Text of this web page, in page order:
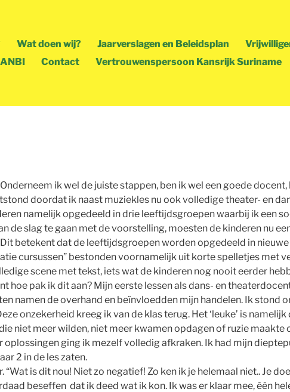
Wat doen wij? Jaarverslagen en Beleidsplan
ANBI Contact Vertrouwenspersoon Kansrijk Suriname
ik wel de juiste stappen, ben ik wel een goede
doordat ik naast muziekles nu ook volledige theater- en
namelijk opgedeeld in drie leeftijdsgroepen waarbij ik een
de slag te gaan met de voorstelling, moesten de kinderen nu
betekent dat de leeftijdsgroepen worden opgedeeld in
cursussen” bestonden voornamelijk uit korte spelletjes met
scene met tekst, iets wat de kinderen nog nooit eerder
hoe pak ik dit aan? Mijn eerste lessen als dans- en
namen de overhand en beïnvloedden mijn handelen. Ik stond
onzekerheid kreeg ik van de klas terug. Het ‘leuke’ is
niet meer wilden, niet meer kwamen opdagen of ruzie maakte
oplossingen ging ik mezelf volledig afkraken. Ik had mijn
2 in de les zaten.
“Wat is dit nou! Niet zo negatief! Zo ken ik je helemaal niet.. Je
beseffen dat ik deed wat ik kon. Ik was er klaar mee, één